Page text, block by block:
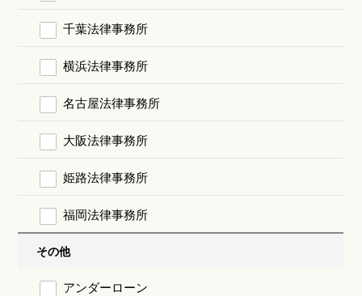
千葉法律事務所
横浜法律事務所
名古屋法律事務所
大阪法律事務所
姫路法律事務所
福岡法律事務所
その他
アンダーローン